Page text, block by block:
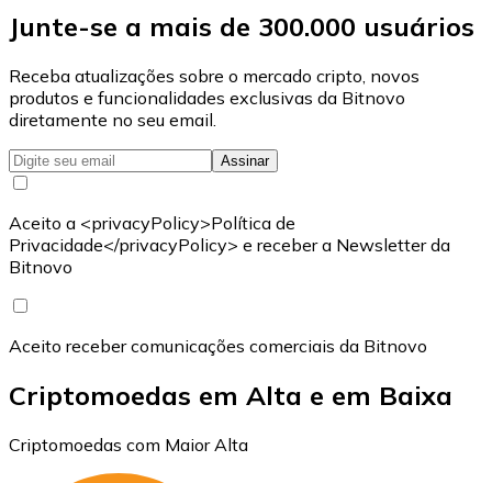
Junte-se a mais de 300.000 usuários
Receba atualizações sobre o mercado cripto, novos
produtos e funcionalidades exclusivas da Bitnovo
diretamente no seu email.
Assinar
Aceito a <privacyPolicy>Política de
Privacidade</privacyPolicy> e receber a Newsletter da
Bitnovo
Aceito receber comunicações comerciais da Bitnovo
Criptomoedas em Alta e em Baixa
Criptomoedas com Maior Alta